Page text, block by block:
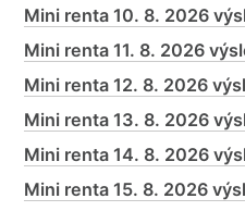
Mini renta 10. 8. 2026
Mini renta 11. 8. 2026
Mini renta 12. 8. 2026
Mini renta 13. 8. 2026
Mini renta 14. 8. 2026
Mini renta 15. 8. 2026